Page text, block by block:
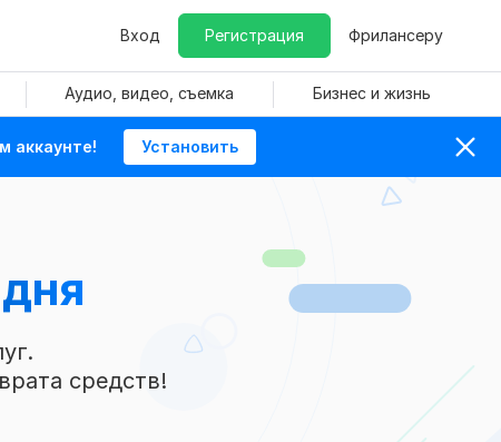
Вход Регистрация Фрилансеру
Аудио, видео, съемка Бизнес и жизнь
аккаунте! Установить
средств!